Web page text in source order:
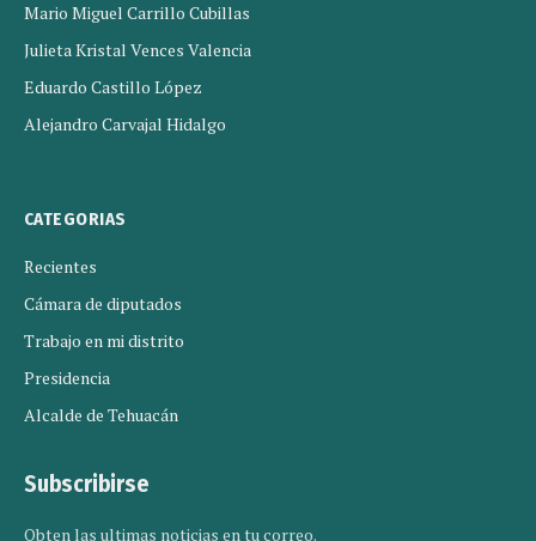
Mario Miguel Carrillo Cubillas
Julieta Kristal Vences Valencia
Eduardo Castillo López
Alejandro Carvajal Hidalgo
CATEGORIAS
Recientes
Cámara de diputados
Trabajo en mi distrito
Presidencia
Alcalde de Tehuacán
Subscribirse
Obten las ultimas noticias en tu correo.